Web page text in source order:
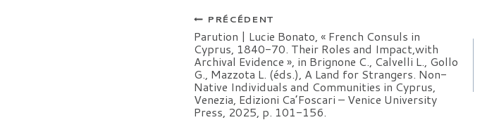
Navigation
de
l’article
PRÉCÉDENT
Parution | Lucie Bonato, « French Consuls in
Cyprus, 1840-70. Their Roles and Impact,with
Archival Evidence », in Brignone C., Calvelli L., Gollo
G., Mazzota L. (éds.), A Land for Strangers. Non-
Native Individuals and Communities in Cyprus,
Venezia, Edizioni Ca’Foscari – Venice University
Press, 2025, p. 101-156.